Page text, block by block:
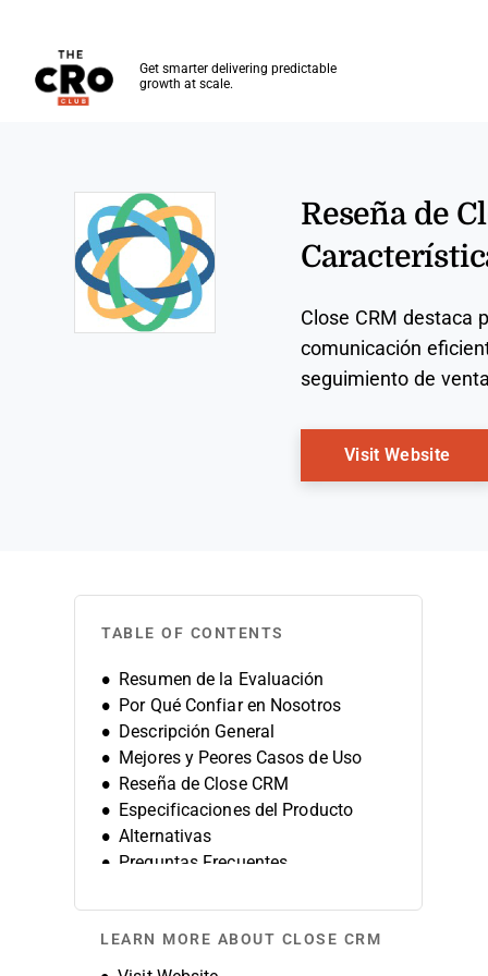
Get smarter delivering predictable
growth at scale.
Reseña de
Close CRM destaca
comunicación
seguimiento de
Visit Website
TABLE OF CONTENTS
Resumen de la Evaluación
Por Qué Confiar en Nosotros
Descripción General
Mejores y Peores Casos de Uso
Reseña de Close CRM
Especificaciones del Producto
Alternativas
Preguntas Frecuentes
LEARN MORE ABOUT CLOSE CRM